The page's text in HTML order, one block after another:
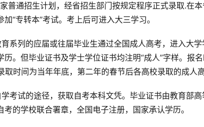
普通招生计划，经省招生部门按规定程序正式录取.在
“专转本”考试。考上后可进入大三学习。
系列的应届或往届毕业生通过全国成人高考，进入大
历。但毕业证书及学士学位证书均注明“成人”字样。报
取时间为当年年底，第二年的春节后各高校录取的成人
考试的途径，获取自考本科文凭。毕业证书由教育部
考的学校联合署章，全国电子注册，国家承认学历。